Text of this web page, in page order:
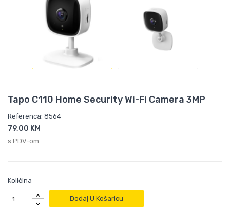
Tapo C110 Home Security Wi-Fi Camera 3MP
Referenca: 8564
79,00 KM
s PDV-om
Količina
Dodaj U Košaricu